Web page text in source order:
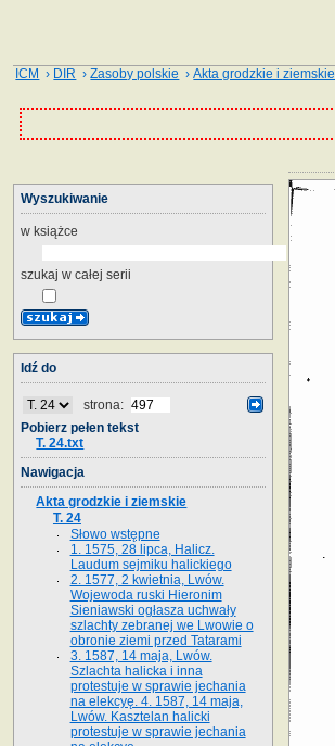
ICM › DIR ›Zasoby polskie ›Akta grodzkie i ziemskie
Wyszukiwanie
w książce
szukaj w całej serii
Idź do
strona:
Pobierz pełen tekst
T. 24.txt
Nawigacja
Akta grodzkie i ziemskie
T. 24
Słowo wstępne
1. 1575, 28 lipca, Halicz.
Laudum sejmiku halickiego
2. 1577, 2 kwietnia, Lwów.
Wojewoda ruski Hieronim
Sieniawski ogłasza uchwały
szlachty zebranej we Lwowie o
obronie ziemi przed Tatarami
3. 1587, 14 maja, Lwów.
Szlachta halicka i inna
protestuje w sprawie jechania
na elekcyę. 4. 1587, 14 maja,
Lwów. Kasztelan halicki
protestuje w sprawie jechania